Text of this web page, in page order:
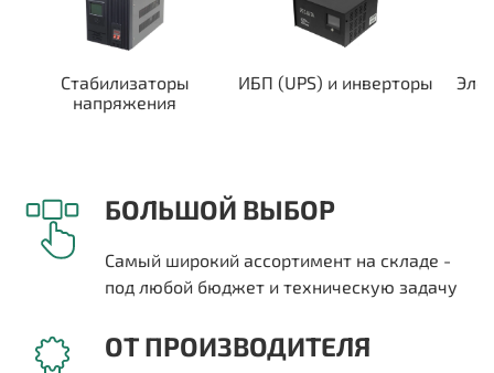
Стабилизаторы
напряжения
ИБП (UPS) и инверторы
БОЛЬШОЙ ВЫБОР
Самый широкий ассортимент на складе -
под любой бюджет и техническую задачу
ОТ ПРОИЗВОДИТЕЛЯ